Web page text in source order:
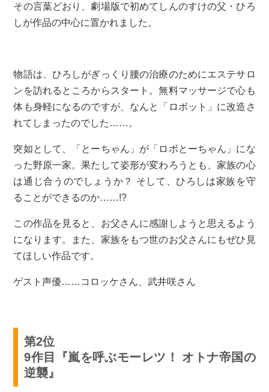
その言葉どおり、劇場版で初めてしんのすけの父・ひろ
しが作品の中心に置かれました。
物語は、ひろしがぎっくり腰の治療のためにエステサロ
ンを訪れるところからスタート。無料マッサージで心も
体も身軽になるのですが、なんと「ロボット」に改造さ
れてしまったのでした……。
突如として、「とーちゃん」が「ロボとーちゃん」にな
った野原一家。果たして姿形が変わろうとも、家族の心
は通じ合うのでしょうか？ そして、ひろしは家族を守
ることができるのか……!?
この作品を見ると、お父さんに感謝しようと思えるよう
になります。また、家族をもつ世のお父さんにもぜひ見
てほしい作品です。
ゲスト声優……コロッケさん、武井咲さん
第2位
9作目『嵐を呼ぶモーレツ！ オトナ帝国の
逆襲』